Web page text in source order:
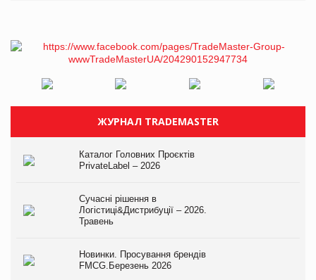
ЖУРНАЛ TRADEMASTER
Каталог Головних Проєктів
PrivateLabel – 2026
Сучасні рішення в
Логістиці&Дистрибуції – 2026.
Травень
Новинки. Просування брендів
FMCG.Березень 2026